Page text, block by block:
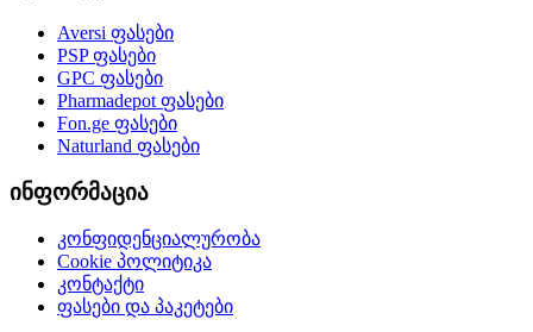
Aversi ფასები
PSPფასები
GPC ფასები
Pharmadepot ფასები
Fon.ge ფასები
Naturland ფასები
ინფორმაცია
კონფიდენციალურობა
Cookie პოლიტიკა
კონტაქტი
ფასები და პაკეტები